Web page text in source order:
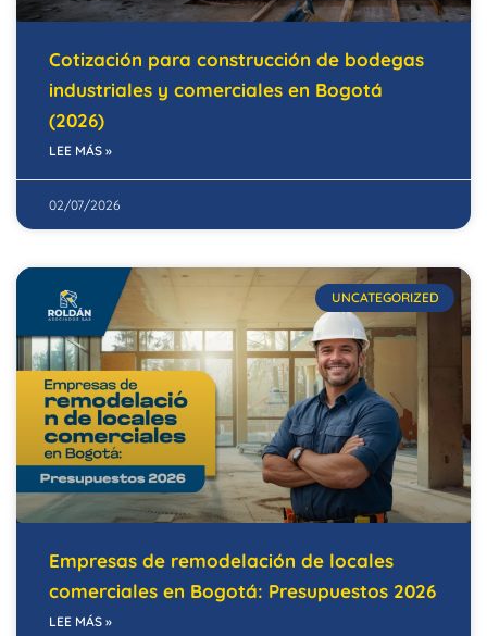
Cotización para construcción de bodegas
industriales y comerciales en Bogotá
(2026)
LEE MÁS »
02/07/2026
UNCATEGORIZED
Empresas de remodelación de locales
comerciales en Bogotá: Presupuestos 2026
LEE MÁS »